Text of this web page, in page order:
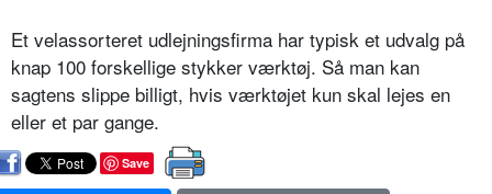
Et velassorteret udlejningsfirma har typisk et udvalg på
knap 100 forskellige stykker værktøj. Så man kan
sagtens slippe billigt, hvis værktøjet kun skal lejes en
eller et par gange.
Save